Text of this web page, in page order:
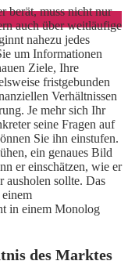
berät, muss nicht nur
auch über weitläufige
nahezu jedes
um Informationen
Ziele, Ihre
fristgebunden
Verhältnissen
Je mehr sich Ihr
seine Fragen auf
Sie ihn einstufen.
ein genaues Bild
er einschätzen, wie er
ausholen sollte. Das
einem
in einem Monolog
des Marktes